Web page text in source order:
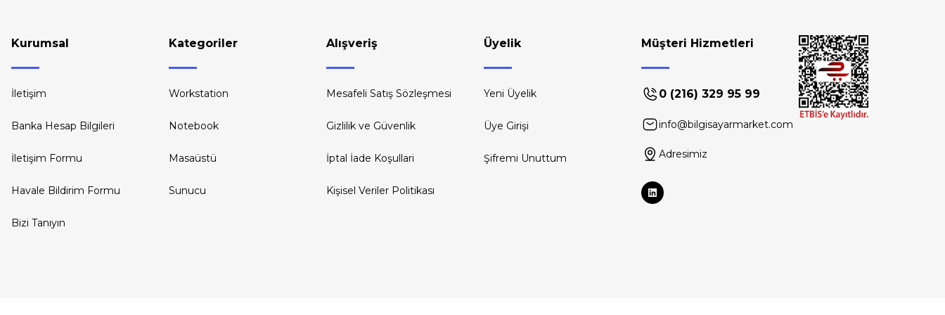
Kurumsal
İletişim
Banka Hesap Bilgileri
İletişim Formu
Havale Bildirim Formu
Bizi Tanıyın
Kategoriler
Workstation
Notebook
Masaüstü
Sunucu
Alışveriş
Mesafeli Satış Sözleşmesi
Gizlilik ve Güvenlik
İptal İade Koşullari
Kişisel Veriler Politikası
Üyelik
Yeni Üyelik
Üye Girişi
Şifremi Unuttum
Müşteri Hizmetleri
0 (216) 329 95 99
info@bilgisayarmarket.com
Adresimiz